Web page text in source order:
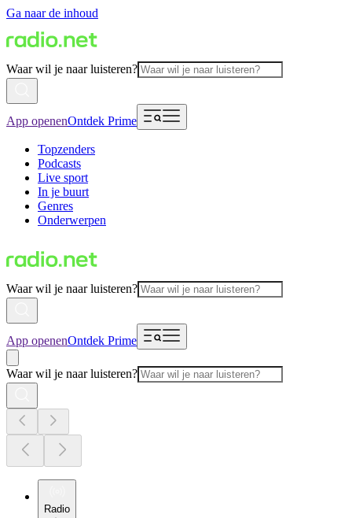
Ga naar de inhoud
Waar wil je naar luisteren?
App openenOntdek Prime
Topzenders
Podcasts
Live sport
In je buurt
Genres
Onderwerpen
Waar wil je naar luisteren?
App openenOntdek Prime
Waar wil je naar luisteren?
Radio